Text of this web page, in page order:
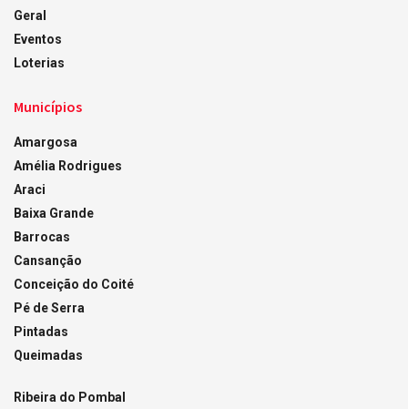
Geral
Eventos
Loterias
Municípios
Amargosa
Amélia Rodrigues
Araci
Baixa Grande
Barrocas
Cansanção
Conceição do Coité
Pé de Serra
Pintadas
Queimadas
Ribeira do Pombal